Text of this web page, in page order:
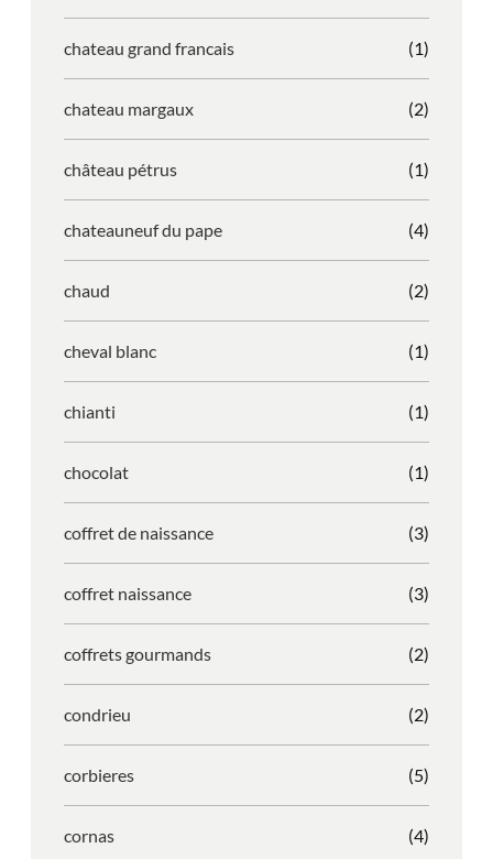
chateau grand francais (1)
chateau margaux (2)
château pétrus (1)
chateauneuf du pape (4)
chaud (2)
cheval blanc (1)
chianti (1)
chocolat (1)
coffret de naissance (3)
coffret naissance (3)
coffrets gourmands (2)
condrieu (2)
corbieres (5)
cornas (4)